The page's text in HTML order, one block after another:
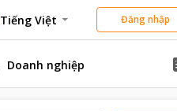
Tiếng Việt Đăng nhập
Doanh nghiệp